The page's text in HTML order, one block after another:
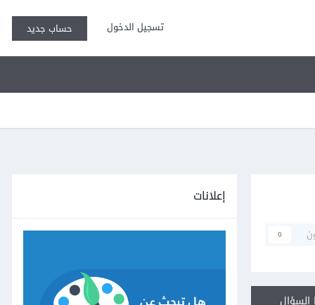
تسجيل الدخول حساب جديد
0
إعلانات